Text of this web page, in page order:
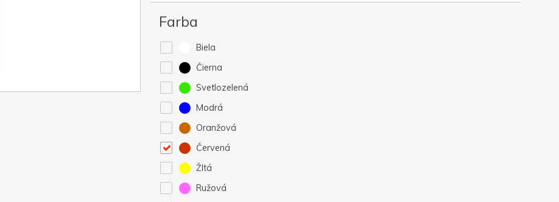
Farba
Biela
Čierna
Svetlozelená
Modrá
Oranžová
Červená
Žltá
Ružová